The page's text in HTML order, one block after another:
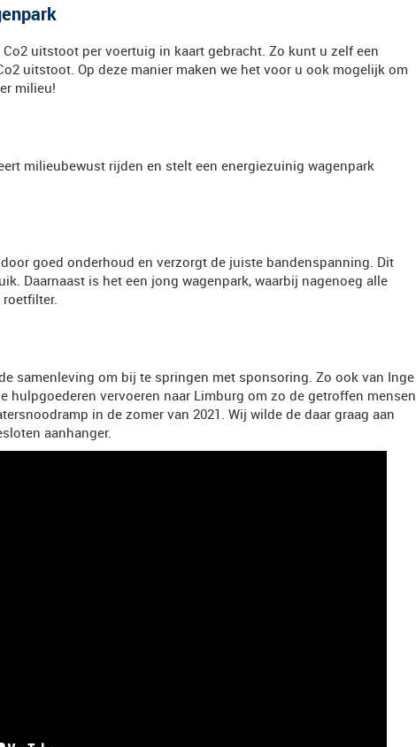
uitstoot per voertuig in kaart gebracht. Zo kunt u zelf een
uitstoot. Op deze manier maken we het voor u ook mogelijk om
milieu!
milieubewust rijden en stelt een energiezuinig wagenpark
goed onderhoud en verzorgt de juiste bandenspanning. Dit
Daarnaast is het een jong wagenpark, waarbij nagenoeg alle
samenleving om bij te springen met sponsoring. Zo ook van Inge
hulpgoederen vervoeren naar Limburg om zo de getroffen mensen
in de zomer van 2021. Wij wilde de daar graag aan
aanhanger.